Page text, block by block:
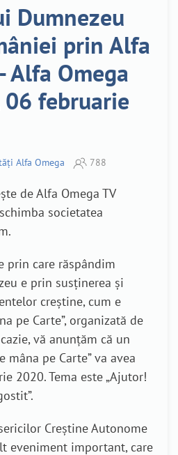
Dumnezeu
prin Alfa
Alfa Omega
februarie
Alfa Omega 788
de Alfa Omega TV
societatea
prin care răspândim
e prin susținerea și
creștine, cum e
pe Carte”, organizată de
vă anunțăm că un
mâna pe Carte” va avea
2020. Tema este „Ajutor!
Creștine Autonome
eveniment important, care